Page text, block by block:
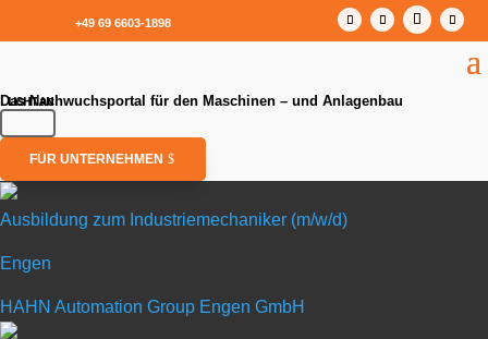
+49 69 6603-1898
Das Nachwuchsportal für den Maschinen – und Anlagenbau
FÜR UNTERNEHMEN
Ausbildung zum Industriemechaniker (m/w/d)
Engen
HAHN Automation Group Engen GmbH
in Engen